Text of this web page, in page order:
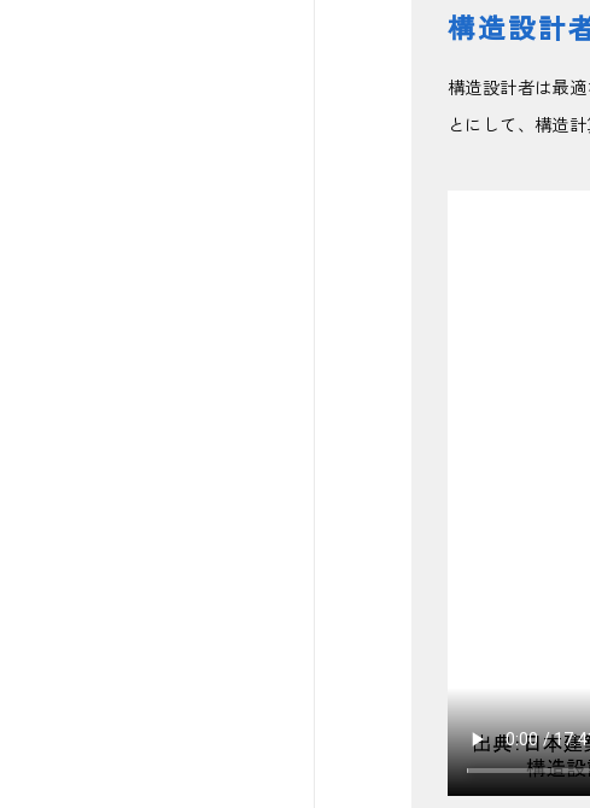
構造設計
構造設計者は最
とにして、構造